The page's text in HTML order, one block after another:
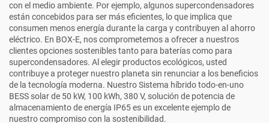
con el medio ambiente. Por ejemplo, algunos supercondensadores
están concebidos para ser más eficientes, lo que implica que
consumen menos energía durante la carga y contribuyen al ahorro
eléctrico. En BOX-E, nos comprometemos a ofrecer a nuestros
clientes opciones sostenibles tanto para baterías como para
supercondensadores. Al elegir productos ecológicos, usted
contribuye a proteger nuestro planeta sin renunciar a los beneficios
de la tecnología moderna. NuestroSistema híbrido todo-en-uno
BESS solar de 50 kW, 100 kWh, 380 V, solución de potencia de
almacenamiento de energía IP65es un excelente ejemplo de
nuestro compromiso con la sostenibilidad.